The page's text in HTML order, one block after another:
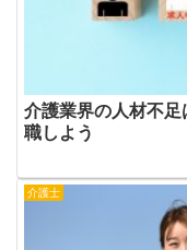
介護業界の人材不
職しよう
介護士